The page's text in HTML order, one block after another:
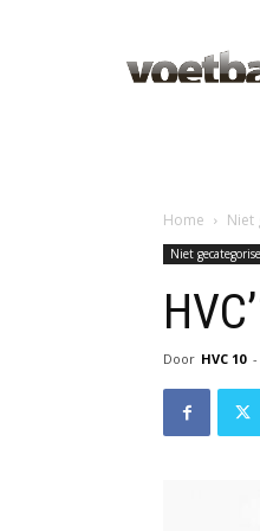
Home Niet
Niet
Door HVC 10 -